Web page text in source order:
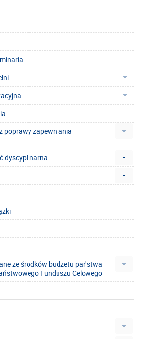
poprawy zapewniania
dyscyplinarna
ze środków budżetu państwa
Funduszu Celowego